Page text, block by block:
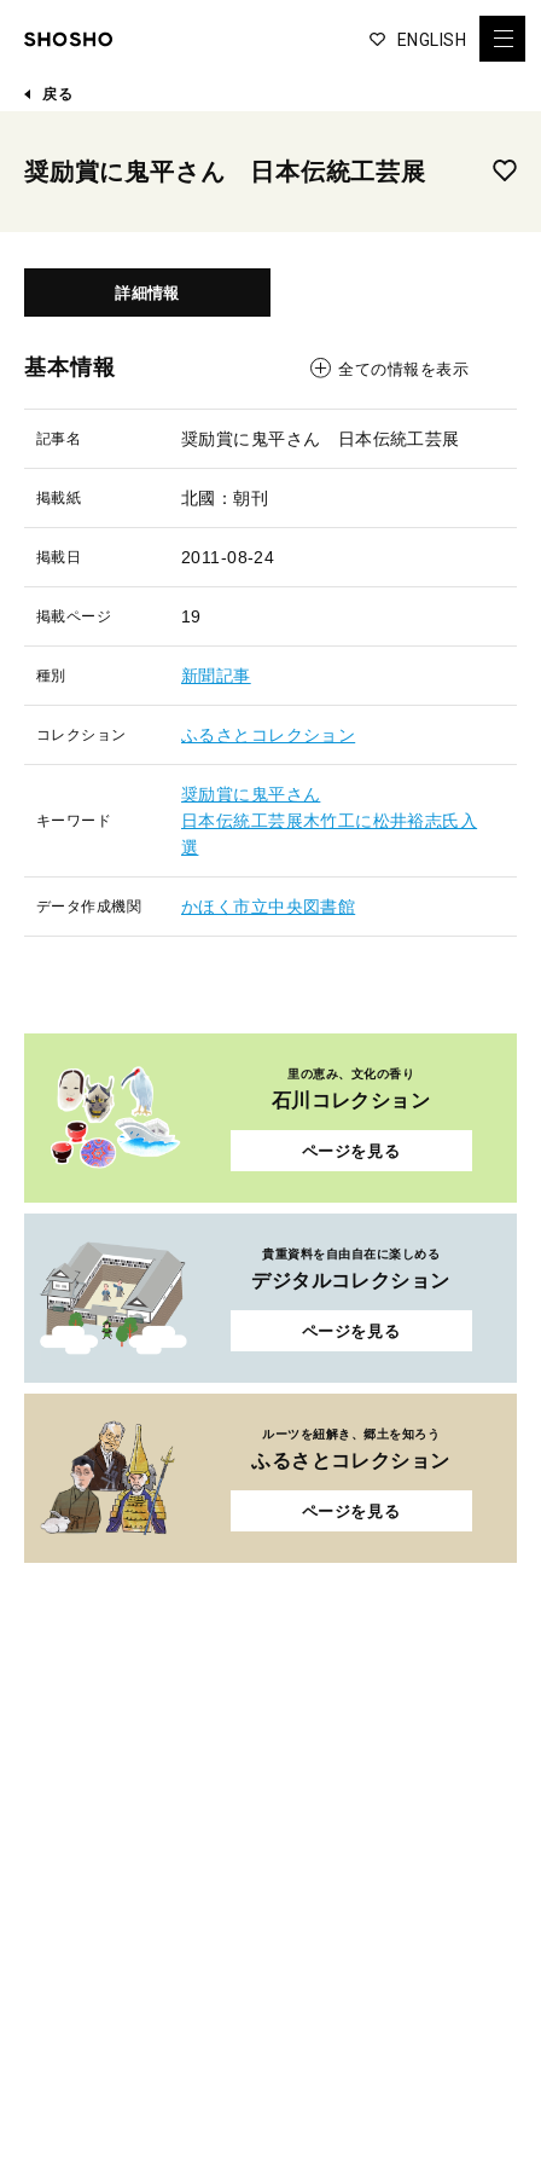
ENGLISH
戻る
奨励賞に鬼平さん 日本伝統工芸展
詳細情報
基本情報 全ての情報を表示
記事名 奨励賞に鬼平さん 日本伝統工芸展
掲載紙 北國：朝刊
掲載日 2011-08-24
掲載ページ 19
種別 新聞記事
コレクション ふるさとコレクション
キーワード
奨励賞に鬼平さん
日本伝統工芸展木竹工に松井裕志氏入
選
データ作成機関 かほく市立中央図書館
里の恵み、文化の香り
石川コレクション
ページを見る
貴重資料を自由自在に楽しめる
デジタルコレクション
ページを見る
ルーツを紐解き、郷土を知ろう
ふるさとコレクション
ページを見る